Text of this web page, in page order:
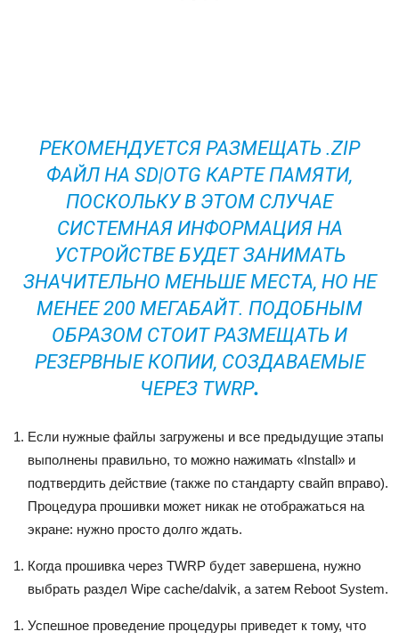
РЕКОМЕНДУЕТСЯ РАЗМЕЩАТЬ .ZIP
ФАЙЛ НА SD|OTG КАРТЕ ПАМЯТИ,
ПОСКОЛЬКУ В ЭТОМ СЛУЧАЕ
СИСТЕМНАЯ ИНФОРМАЦИЯ НА
УСТРОЙСТВЕ БУДЕТ ЗАНИМАТЬ
ЗНАЧИТЕЛЬНО МЕНЬШЕ МЕСТА, НО НЕ
МЕНЕЕ 200 МЕГАБАЙТ. ПОДОБНЫМ
ОБРАЗОМ СТОИТ РАЗМЕЩАТЬ И
РЕЗЕРВНЫЕ КОПИИ, СОЗДАВАЕМЫЕ
ЧЕРЕЗ TWRP.
Если нужные файлы загружены и все предыдущие этапы
выполнены правильно, то можно нажимать «Install» и
подтвердить действие (также по стандарту свайп вправо).
Процедура прошивки может никак не отображаться на
экране: нужно просто долго ждать.
Когда прошивка через TWRP будет завершена, нужно
выбрать раздел Wipe cache/dalvik, а затем Reboot System.
Успешное проведение процедуры приведет к тому, что